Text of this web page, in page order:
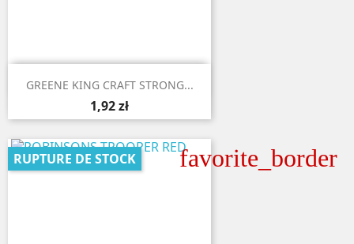
 Aperçu rapide
GREENE KING CRAFT STRONG...
1,92 zł
favorite_border
RUPTURE DE STOCK